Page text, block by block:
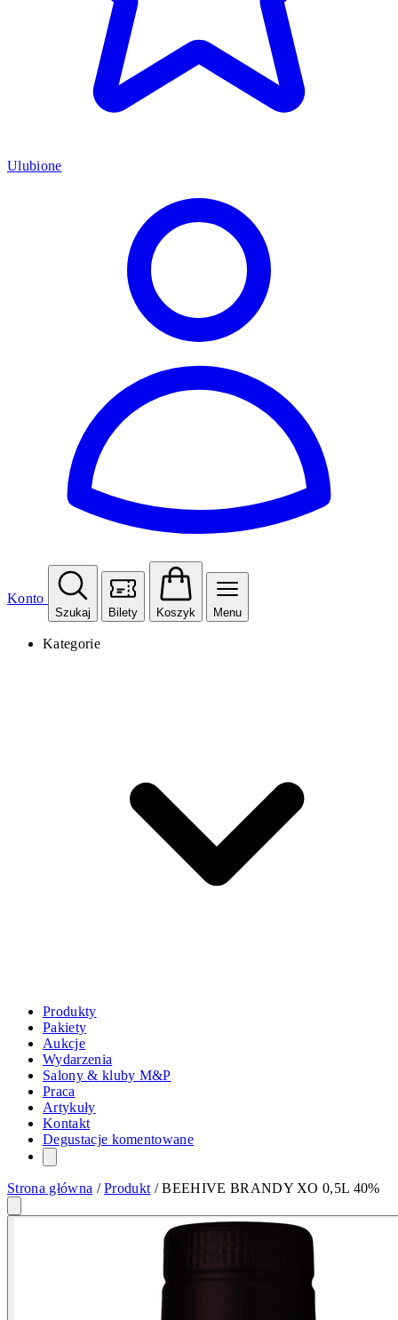
Ulubione
Konto
Szukaj Bilety Koszyk Menu
Kategorie
Produkty
Pakiety
Aukcje
Wydarzenia
Salony & kluby M&P
Praca
Artykuły
Kontakt
Degustacje komentowane
Strona główna /Produkt /BEEHIVE BRANDY XO 0,5L 40%